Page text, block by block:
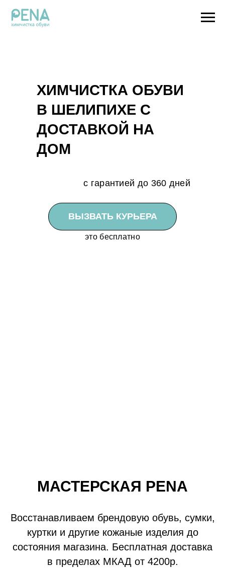
ХИМЧИСТКА ОБУВИ
В ШЕЛИПИХЕ С
ДОСТАВКОЙ НА
ДОМ
ВЫЗВАТЬ КУРЬЕРА
с гарантией до 360 дней
это бесплатно
МАСТЕРСКАЯ PENA
Восстанавливаем брендовую обувь, сумки,
куртки и другие кожаные изделия до
состояния магазина. Бесплатная доставка
в пределах МКАД от 4200р.